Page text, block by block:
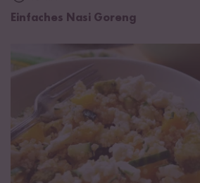
Einfaches Nasi Goreng